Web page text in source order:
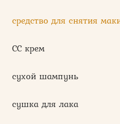
средство для снятия
СС крем
сухой шампунь
сушка для лака